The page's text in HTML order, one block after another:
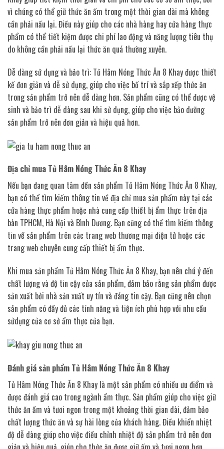
vì chúng có thể giữ thức ăn ấm trong một thời gian dài mà không
cần phải nấu lại. Điều này giúp cho các nhà hàng hay cửa hàng thực
phẩm có thể tiết kiệm được chi phí lao động và năng lượng tiêu thụ
do không cần phải nấu lại thức ăn quá thường xuyên.
Dễ dàng sử dụng và bảo trì: Tủ Hâm Nóng Thức Ăn 8 Khay được thiết
kế đơn giản và dễ sử dụng, giúp cho việc bố trí và sắp xếp thức ăn
trong sản phẩm trở nên dễ dàng hơn. Sản phẩm cũng có thể được vệ
sinh và bảo trì dễ dàng sau khi sử dụng, giúp cho việc bảo dưỡng
sản phẩm trở nên đơn giản và hiệu quả hơn.
Địa chỉ mua Tủ Hâm Nóng Thức Ăn 8 Khay
Nếu bạn đang quan tâm đến sản phẩm Tủ Hâm Nóng Thức Ăn 8 Khay,
bạn có thể tìm kiếm thông tin về địa chỉ mua sản phẩm này tại các
cửa hàng thực phẩm hoặc nhà cung cấp thiết bị ẩm thực trên địa
bàn TPHCM, Hà Nội và Bình Dương. Bạn cũng có thể tìm kiếm thông
tin về sản phẩm trên các trang web thương mại điện tử hoặc các
trang web chuyên cung cấp thiết bị ẩm thực.
Khi mua sản phẩm Tủ Hâm Nóng Thức Ăn 8 Khay, bạn nên chú ý đến
chất lượng và độ tin cậy của sản phẩm, đảm bảo rằng sản phẩm được
sản xuất bởi nhà sản xuất uy tín và đáng tin cậy. Bạn cũng nên chọn
sản phẩm có đầy đủ các tính năng và tiện ích phù hợp với nhu cầu
sửdụng của cơ sở ẩm thực của bạn.
Đánh giá sản phẩm Tủ Hâm Nóng Thức Ăn 8 Khay
Tủ Hâm Nóng Thức Ăn 8 Khay là một sản phẩm có nhiều ưu điểm và
được đánh giá cao trong ngành ẩm thực. Sản phẩm giúp cho việc giữ
thức ăn ấm và tươi ngon trong một khoảng thời gian dài, đảm bảo
chất lượng thức ăn và sự hài lòng của khách hàng. Điều khiển nhiệt
độ dễ dàng giúp cho việc điều chỉnh nhiệt độ sản phẩm trở nên đơn